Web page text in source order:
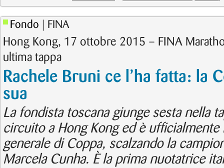
Fondo | FINA
Hong Kong, 17 ottobre 2015 – FINA
ultima tappa
Rachele Bruni ce l’ha fatta: la
sua
La fondista toscana giunge sesta nella
circuito a Hong Kong ed è
generale di Coppa, scalzando la
Marcela Cunha. È la prima nuotatrice